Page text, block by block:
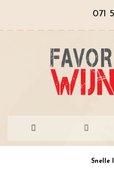
071
Snelle